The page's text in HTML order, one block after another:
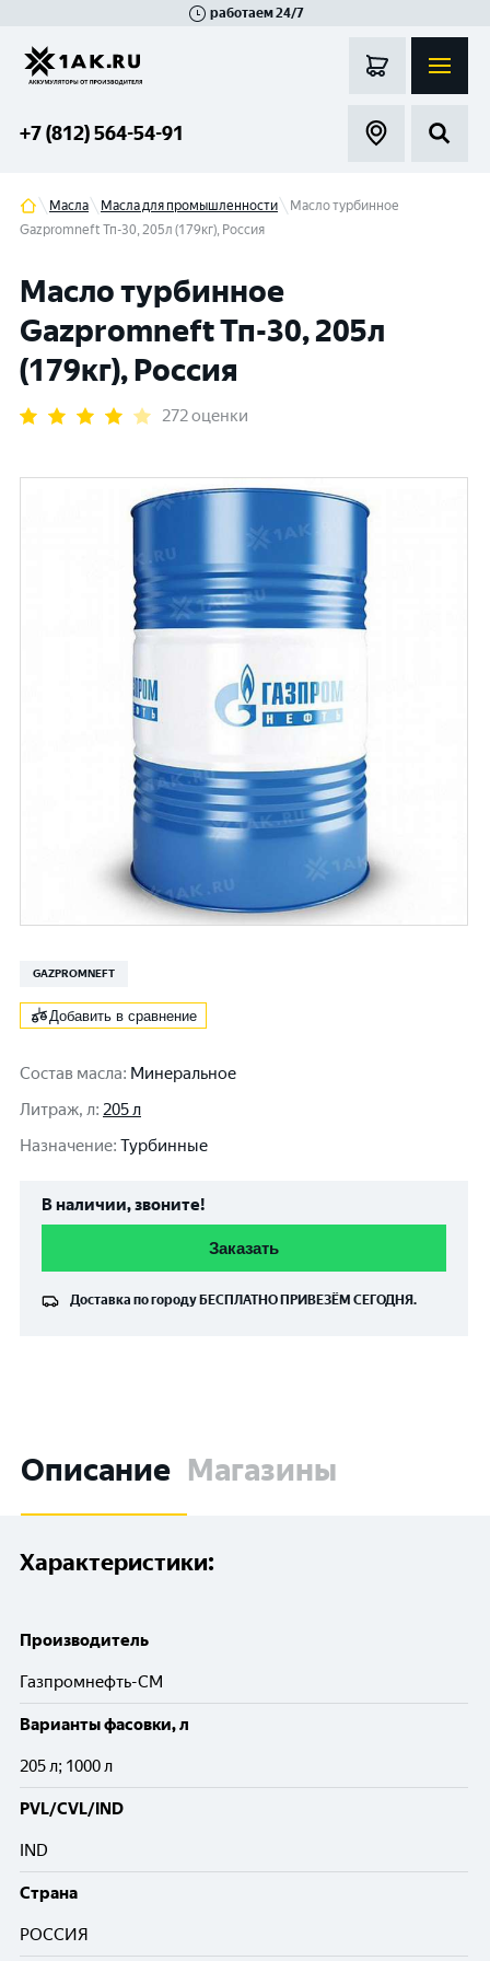
работаем 24/7
+7 (812) 564-54-91
Масла Масла для промышленности
Масло турбинное
Gazpromneft Тп-30, 205л (179кг), Россия
Масло турбинное
Gazpromneft Тп-30, 205л
(179кг), Россия
272 оценки
GAZPROMNEFT
Добавить в сравнение
Состав масла: Минеральное
Литраж, л: 205 л
Назначение: Турбинные
В наличии, звоните!
Заказать
Доставка по городу БЕСПЛАТНО ПРИВЕЗЁМ СЕГОДНЯ.
Описание Магазины
Характеристики:
Производитель
Газпромнефть-СМ
Варианты фасовки, л
205 л; 1000 л
PVL/CVL/IND
IND
Cтрана
РОССИЯ
Гатчина